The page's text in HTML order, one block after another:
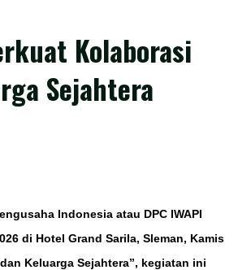
Kolaborasi
Sejahtera
Indonesia atau DPC IWAPI
di Hotel Grand Sarila, Sleman, Kamis
Keluarga Sejahtera”, kegiatan ini